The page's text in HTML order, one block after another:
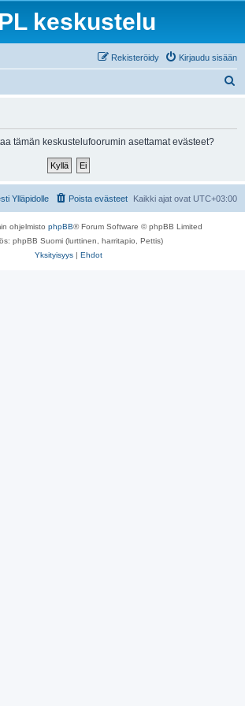
keskustelu
Kirjaudu sisään
Rekisteröidy
tämän keskustelufoorumin asettamat evästeet?
Kaikki ajat ovat UTC+03:00
Poista evästeet
Ylläpidolle
ohjelmisto phpBB® Forum Software © phpBB Limited
phpBB Suomi (lurttinen, harritapio, Pettis)
Yksityisyys | Ehdot